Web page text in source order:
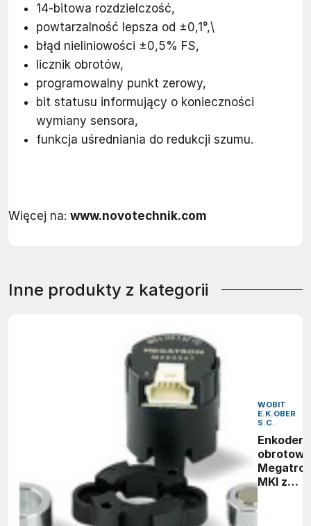
14-bitowa rozdzielczość,
powtarzalność lepsza od ±0,1°,\
błąd nieliniowości ±0,5% FS,
licznik obrotów,
programowalny punkt zerowy,
bit statusu informujący o konieczności
wymiany sensora,
funkcja uśredniania do redukcji szumu.
Więcej na: www.novotechnik.com
Inne produkty z kategorii
WOBIT
E.K.OBER
S.C.
Enkoder
obrotowy
MKI z